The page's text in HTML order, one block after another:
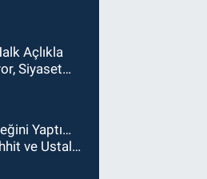
Açlıkla
Siyaset
Yaptı…
ve Ustalar